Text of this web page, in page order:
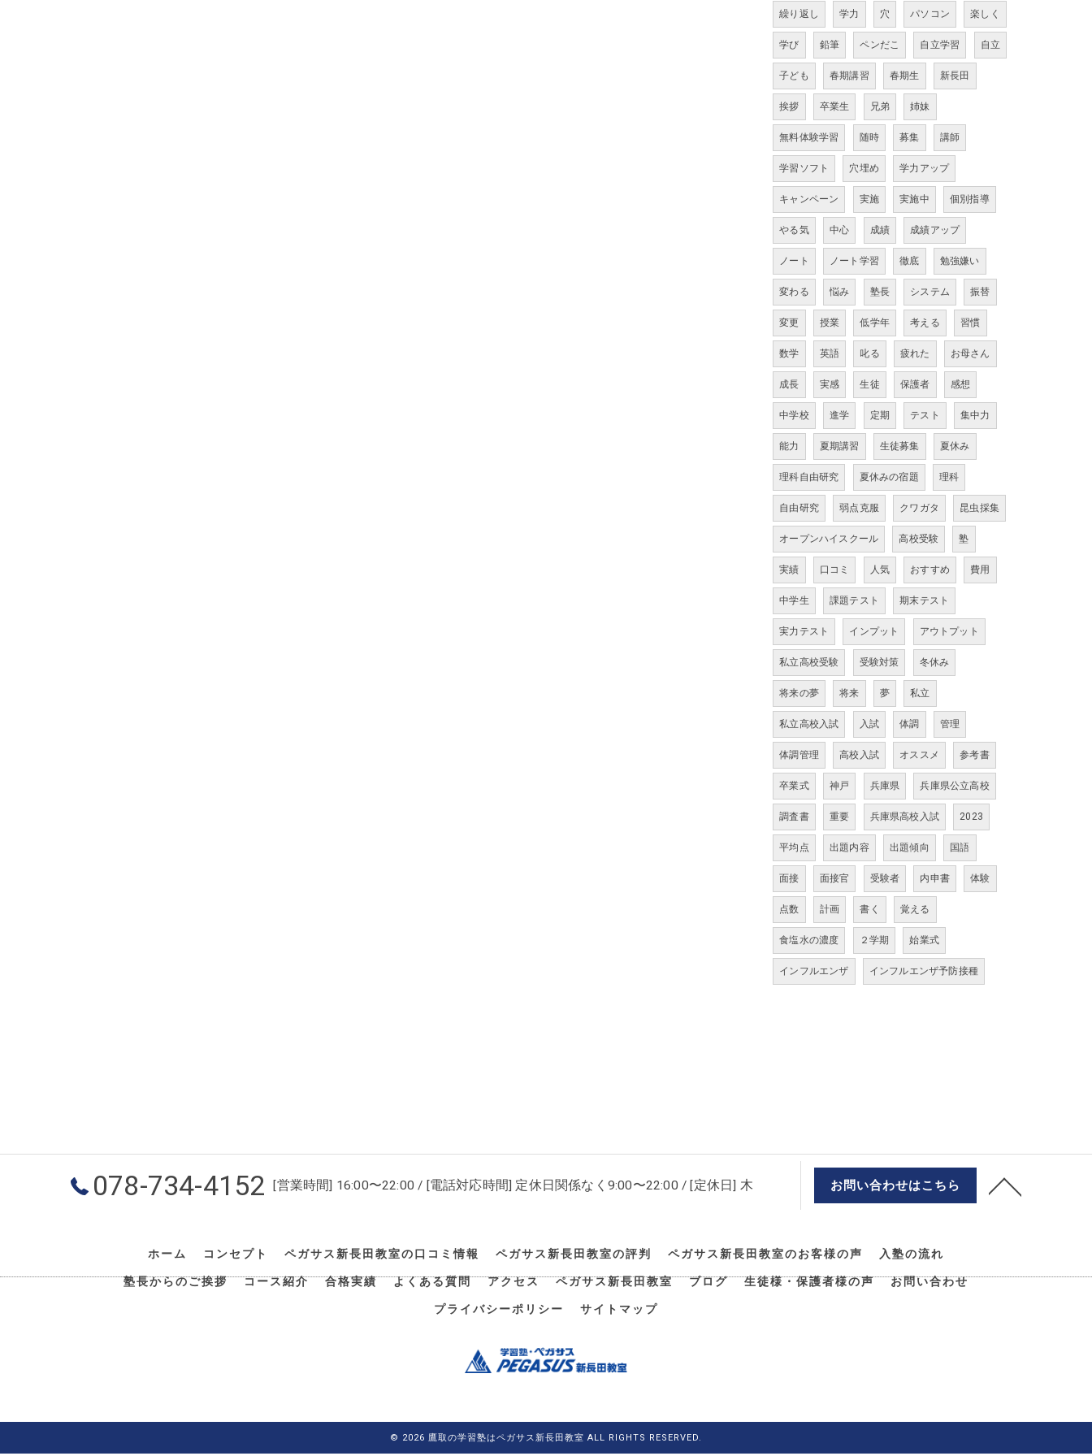
繰り返し 学力 穴 パソコン 楽しく
学び 鉛筆 ペンだこ 自立学習 自立
子ども 春期講習 春期生 新長田
挨拶 卒業生 兄弟 姉妹
無料体験学習 随時 募集 講師
学習ソフト 穴埋め 学力アップ
キャンペーン 実施 実施中 個別指導
やる気 中心 成績 成績アップ
ノート ノート学習 徹底 勉強嫌い
変わる 悩み 塾長 システム 振替
変更 授業 低学年 考える 習慣
数学 英語 叱る 疲れた お母さん
成長 実感 生徒 保護者 感想
中学校 進学 定期 テスト 集中力
能力 夏期講習 生徒募集 夏休み
理科自由研究 夏休みの宿題 理科
自由研究 弱点克服 クワガタ 昆虫採集
オープンハイスクール 高校受験 塾
実績 口コミ 人気 おすすめ 費用
中学生 課題テスト 期末テスト
実力テスト インプット アウトプット
私立高校受験 受験対策 冬休み
将来の夢 将来 夢 私立
私立高校入試 入試 体調 管理
体調管理 高校入試 オススメ 参考書
卒業式 神戸 兵庫県 兵庫県公立高校
調査書 重要 兵庫県高校入試 2023
平均点 出題内容 出題傾向 国語
面接 面接官 受験者 内申書 体験
点数 計画 書く 覚える
食塩水の濃度 ２学期 始業式
インフルエンザ インフルエンザ予防接種
078-734-4152 [営業時間] 16:00〜22:00 / [電話対応時間] 定休日関係なく9:00〜22:00 / [定休日] 木 お問い合わせはこちら
ホーム コンセプト ペガサス新長田教室の口コミ情報 ペガサス新長田教室の評判 ペガサス新長田教室のお客様の声 入塾の流れ
塾長からのご挨拶 コース紹介 合格実績 よくある質問 アクセス ペガサス新長田教室 ブログ 生徒様・保護者様の声 お問い合わせ
プライバシーポリシー サイトマップ
© 2026 鷹取の学習塾はペガサス新長田教室 ALL RIGHTS RESERVED.